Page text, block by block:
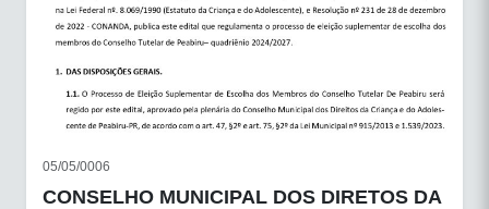
05/05/0006
CONSELHO MUNICIPAL DOS DIRETOS DA